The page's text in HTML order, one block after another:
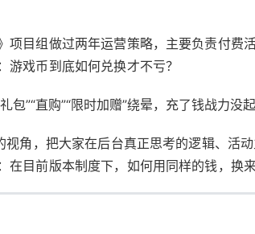
项目组做过两年运营策略，主要负责付费
戏币到底如何兑换才不亏？
包”“直购”“限时加赠”绕晕，充了钱战力没
视角，把大家在后台真正思考的逻辑、活
在目前版本制度下，如何用同样的钱，换